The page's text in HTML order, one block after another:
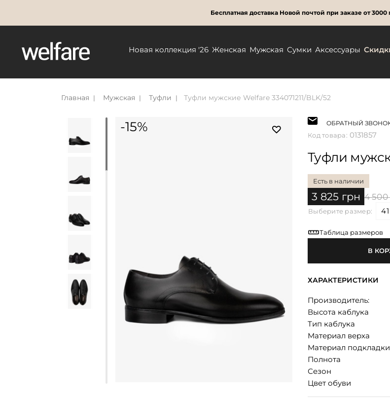
Бесплатная доставка Новой почтой при заказе от
Новая коллекция '26 Женская Мужская Сумки Аксессуары
Главная Мужская Туфли Туфли мужские Welfare 334071211/BLK/52
-15% ОБРАТНЫЙ
Код товара: 0131857
Туфли
Есть в наличии
Выберите размер: 41
Таблица размеров
3 825 грн 4 500
В
ХАРАКТЕРИСТИКИ
Производитель:
Высота каблука
Тип каблука
Материал верха
Материал подкладки
Полнота
Сезон
Цвет обуви